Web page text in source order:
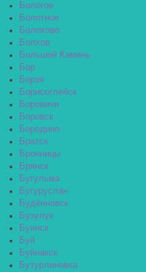
Бологое
Болотное
Болохово
Болхов
Большой Камень
Бор
Борзя
Борисоглебск
Боровичи
Боровск
Бородино
Братск
Бронницы
Брянск
Бугульма
Бугуруслан
Будённовск
Бузулук
Буинск
Буй
Буйнакск
Бутурлиновка